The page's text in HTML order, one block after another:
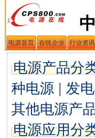
电源首页 在线企业 行业资讯
电源产品分
种电源 | 发
其他电源产
电源应用分